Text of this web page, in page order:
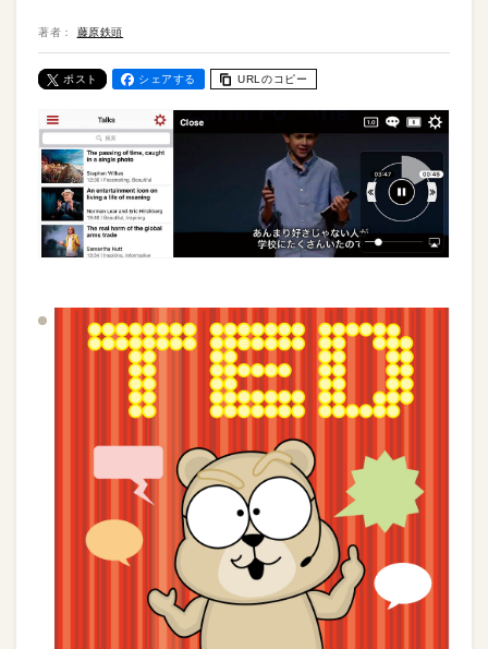
著者： 藤原鉄頭
ポスト シェアする URLのコピー